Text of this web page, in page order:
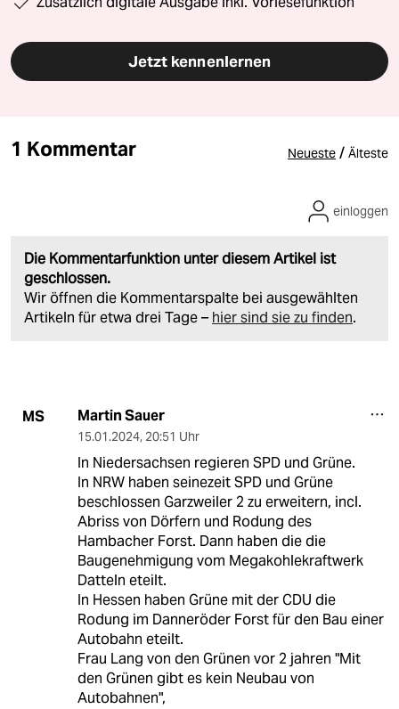
Jetzt kennenlernen
1 Kommentar Neueste / Älteste
Die Kommentarfunktion unter diesem Artikel ist
geschlossen.
Wir öffnen die Kommentarspalte bei ausgewählten
Artikeln für etwa drei Tage – hier sind sie zu finden.
einloggen
MS Martin Sauer
15.01.2024, 20:51 Uhr
In Niedersachsen regieren SPD und Grüne.
In NRW haben seinezeit SPD und Grüne
beschlossen Garzweiler 2 zu erweitern, incl.
Abriss von Dörfern und Rodung des
Hambacher Forst. Dann haben die die
Baugenehmigung vom Megakohlekraftwerk
Datteln eteilt.
In Hessen haben Grüne mit der CDU die
Rodung im Danneröder Forst für den Bau einer
Autobahn eteilt.
Frau Lang von den Grünen vor 2 jahren "Mit
den Grünen gibt es kein Neubau von
Autobahnen",